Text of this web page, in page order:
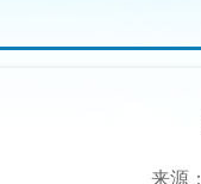
来源：